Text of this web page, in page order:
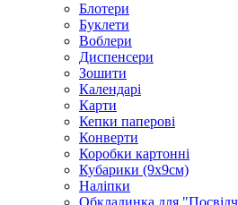
Блотери
Буклети
Воблери
Диспенсери
Зошити
Календарі
Карти
Кепки паперові
Конверти
Коробки картонні
Кубарики (9х9см)
Наліпки
Обкладинка для